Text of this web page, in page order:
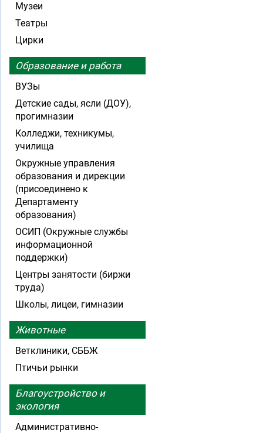
Музеи
Театры
Цирки
Образование и работа
ВУЗы
Детские сады, ясли (ДОУ),
прогимназии
Колледжи, техникумы,
училища
Окружные управления
образования и дирекции
(присоединено к
Департаменту
образования)
ОСИП (Окружные службы
информационной
поддержки)
Центры занятости (биржи
труда)
Школы, лицеи, гимназии
Животные
Ветклиники, СББЖ
Птичьи рынки
Благоустройство и
экология
Административно-